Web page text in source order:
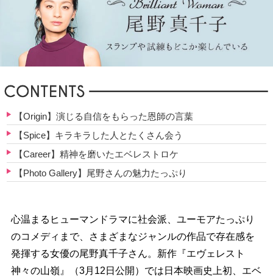
【Origin】演じる自信をもらった恩師の言葉
【Spice】キラキラした人とたくさん会う
【Career】精神を磨いたエベレストロケ
【Photo Gallery】尾野さんの魅力たっぷり
心温まるヒューマンドラマに社会派、ユーモアたっぷり
のコメディまで、さまざまなジャンルの作品で存在感を
発揮する女優の尾野真千子さん。新作『エヴェレスト
神々の山嶺』（3月12日公開）では日本映画史上初、エベ